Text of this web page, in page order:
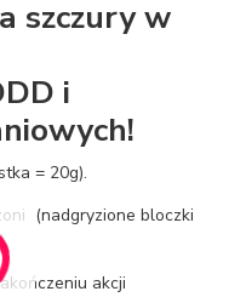
szczury w
i
= 20g).
(nadgryzione bloczki
akcji